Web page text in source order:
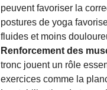
peuvent favoriser la
postures de yoga
fluides et moins
Renforcement des
tronc jouent un rôle
exercices comme la